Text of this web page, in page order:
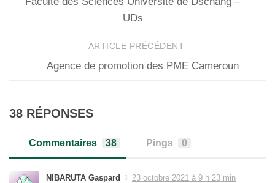
UDs
ARTICLE PRÉCÉDENT
Agence de promotion des PME Cameroun
38 RÉPONSES
Commentaires 38 Pings 0
NIBARUTA Gaspard
23 octobre 2021 à 9 h 23 min